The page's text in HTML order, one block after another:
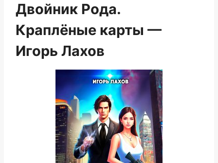
Двойник Рода.
Краплёные карты —
Игорь Лахов